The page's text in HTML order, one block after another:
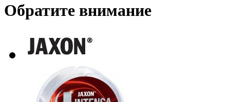
Обратите внимание